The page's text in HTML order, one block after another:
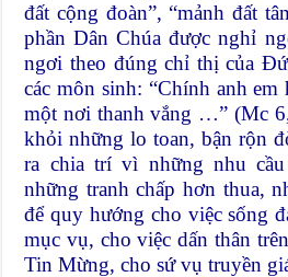
đất cộng đoàn”, “mảnh đất
phần Dân Chúa được nghỉ
ngơi theo đúng chỉ thị của
các môn sinh: “Chính anh em
một nơi thanh vắng …” (Mc
khỏi những lo toan, bận rộn
ra chia trí vì những nhu cầu
những tranh chấp hơn thua,
để quy hướng cho việc sống
mục vụ, cho việc dấn thân
Tin Mừng, cho sứ vụ truyền